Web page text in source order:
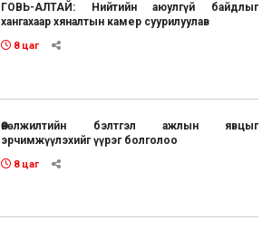
ГОВЬ-АЛТАЙ: Нийтийн аюулгүй байдлыг
хангахаар хяналтын камер суурилуулав
8 цаг
Өвөлжилтийн бэлтгэл ажлын явцыг
эрчимжүүлэхийг үүрэг болголоо
8 цаг